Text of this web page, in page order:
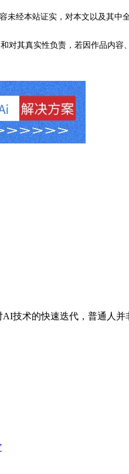
经本站证实，对本文以及其
其真实性负责，若因作品内
技术的快速迭代，普通人